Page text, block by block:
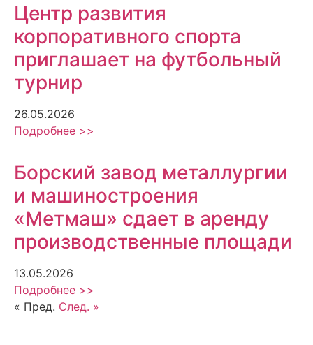
Центр развития
корпоративного спорта
приглашает на футбольный
турнир
26.05.2026
Подробнее >>
Борский завод металлургии
и машиностроения
«Метмаш» сдает в аренду
производственные площади
13.05.2026
Подробнее >>
« Пред. След. »